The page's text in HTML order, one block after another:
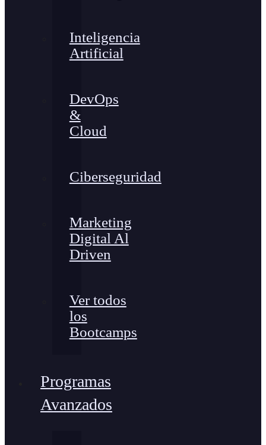
Inteligencia
Artificial
DevOps
&
Cloud
Ciberseguridad
Marketing
Digital Al
Driven
Ver todos
los
Bootcamps
Programas
Avanzados